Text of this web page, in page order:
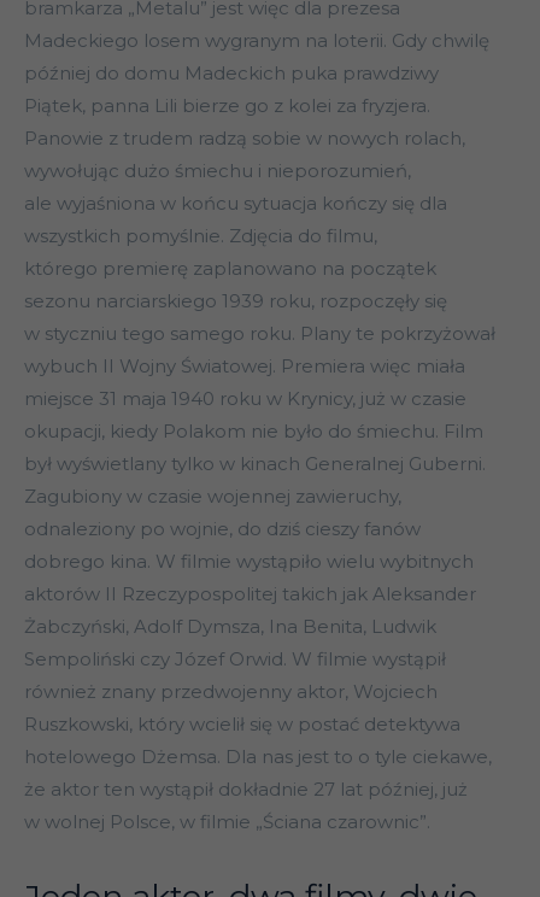
bramkarza „Metalu” jest więc dla prezesa
Madeckiego losem wygranym na loterii. Gdy chwilę
później do domu Madeckich puka prawdziwy
Piątek, panna Lili bierze go z kolei za fryzjera.
Panowie z trudem radzą sobie w nowych rolach,
wywołując dużo śmiechu i nieporozumień,
ale wyjaśniona w końcu sytuacja kończy się dla
wszystkich pomyślnie. Zdjęcia do filmu,
którego premierę zaplanowano na początek
sezonu narciarskiego 1939 roku, rozpoczęły się
w styczniu tego samego roku. Plany te pokrzyżował
wybuch II Wojny Światowej. Premiera więc miała
miejsce 31 maja 1940 roku w Krynicy, już w czasie
okupacji, kiedy Polakom nie było do śmiechu. Film
był wyświetlany tylko w kinach Generalnej Guberni.
Zagubiony w czasie wojennej zawieruchy,
odnaleziony po wojnie, do dziś cieszy fanów
dobrego kina. W filmie wystąpiło wielu wybitnych
aktorów II Rzeczypospolitej takich jak Aleksander
Żabczyński, Adolf Dymsza, Ina Benita, Ludwik
Sempoliński czy Józef Orwid. W filmie wystąpił
również znany przedwojenny aktor, Wojciech
Ruszkowski, który wcielił się w postać detektywa
hotelowego Dżemsa. Dla nas jest to o tyle ciekawe,
że aktor ten wystąpił dokładnie 27 lat później, już
w wolnej Polsce, w filmie „Ściana czarownic”.